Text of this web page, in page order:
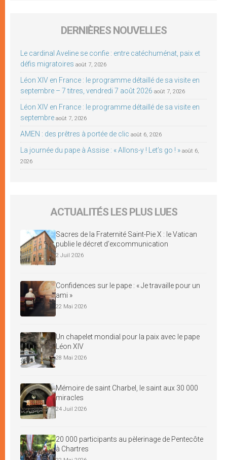
DERNIÈRES NOUVELLES
Le cardinal Aveline se confie : entre catéchuménat, paix et
défis migratoires août 7, 2026
Léon XIV en France : le programme détaillé de sa visite en
septembre – 7 titres, vendredi 7 août 2026 août 7, 2026
Léon XIV en France : le programme détaillé de sa visite en
septembre août 7, 2026
AMEN : des prêtres à portée de clic août 6, 2026
La journée du pape à Assise : « Allons-y ! Let’s go ! » août 6,
2026
ACTUALITÉS LES PLUS LUES
Sacres de la Fraternité Saint-Pie X : le Vatican
publie le décret d’excommunication
2 Juil 2026
Confidences sur le pape : « Je travaille pour un
ami »
22 Mai 2026
Un chapelet mondial pour la paix avec le pape
Léon XIV
28 Mai 2026
Mémoire de saint Charbel, le saint aux 30 000
miracles
24 Juil 2026
20 000 participants au pèlerinage de Pentecôte
à Chartres